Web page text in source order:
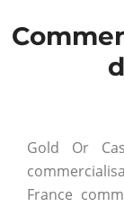
Gold Or
France